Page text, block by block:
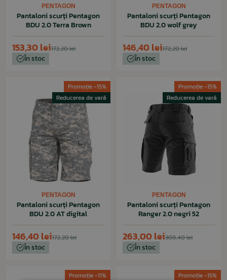
PENTAGON
Pantaloni scurți Pentagon
BDU 2.0 Terra Brown
172,20 lei
153,30 lei
În stoc
PENTAGON
Pantaloni scurți Pentagon
BDU 2.0 wolf grey
172,20 lei
146,40 lei
În stoc
Promoție -15%
Reducerea de vară
PENTAGON
Pantaloni scurți Pentagon
BDU 2.0 AT digital
172,20 lei
146,40 lei
În stoc
Promoție -15%
Reducerea de vară
PENTAGON
Pantaloni scurți Pentagon
Ranger 2.0 negri 52
309,40 lei
263,00 lei
În stoc
Promoție -11% Promoție -15%